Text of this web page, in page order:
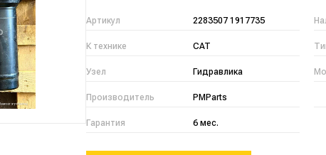
Артикул 2283507 1917735
К технике CAT
Узел Гидравлика
Производитель PMParts
Гарантия 6 мес.